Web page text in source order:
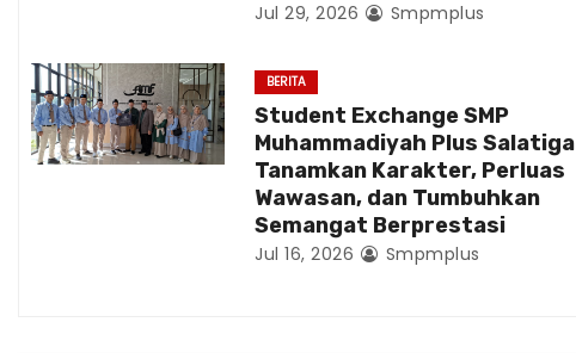
Jul 29, 2026 Smpmplus
BERITA
Student Exchange SMP
Muhammadiyah Plus Salatiga
Tanamkan Karakter, Perluas
Wawasan, dan Tumbuhkan
Semangat Berprestasi
Jul 16, 2026 Smpmplus